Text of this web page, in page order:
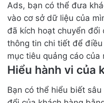
Ads, bạn có thể đưa
vào cơ sở dữ liệu của
đã kích hoạt chuyển
thông tin chi tiết để
mục tiêu quảng cáo của
Hiểu hành vi của
Bạn có thể hiểu biết